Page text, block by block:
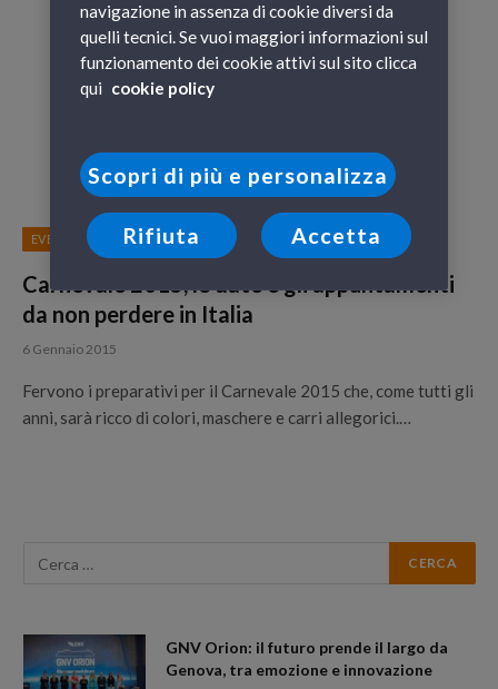
EVENTI
Carnevale 2015, le date e gli appuntamenti
da non perdere in Italia
6 Gennaio 2015
Fervono i preparativi per il Carnevale 2015 che, come tutti gli
anni, sarà ricco di colori, maschere e carri allegorici.…
GNV Orion: il futuro prende il largo da
Genova, tra emozione e innovazione
navigazione in assenza di cookie diversi da
quelli tecnici. Se vuoi maggiori informazioni sul
funzionamento dei cookie attivi sul sito clicca
qui cookie policy
Scopri di più e personalizza
Rifiuta Accetta